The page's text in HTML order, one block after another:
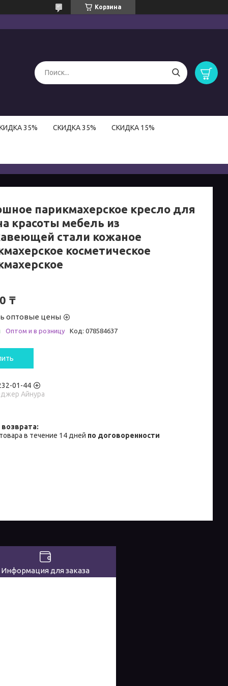
Корзина
35% СКИДКА 35% СКИДКА 15%
парикмахерское кресло для
красоты мебель из
стали кожаное
косметическое
₸
оптовые цены
Оптом и в розницу Код: 078584637
01-44
Айнура
в течение 14 дней по договоренности
Информация для заказа